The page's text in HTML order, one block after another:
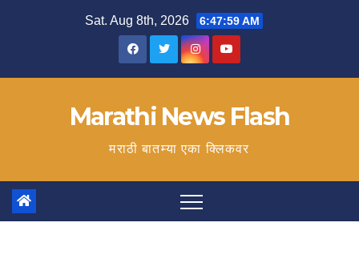
Sat. Aug 8th, 2026 6:48:00 AM
Marathi News Flash
मराठी बातम्या एका क्लिकवर